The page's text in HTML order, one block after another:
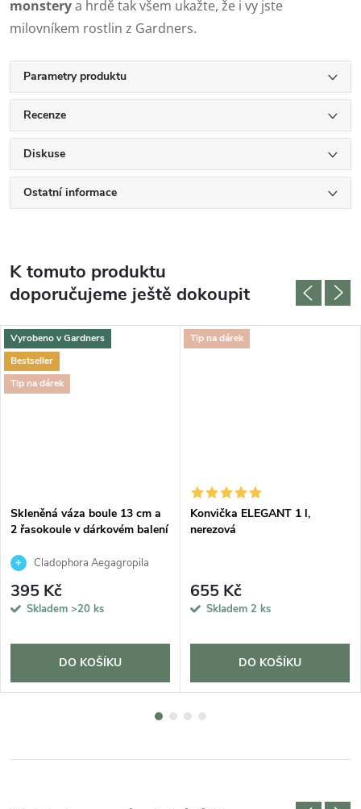
monsterya hrdě tak všem ukažte, že i vy jste
milovníkem rostlin z Gardners.
Parametry produktu
Recenze
Diskuse
Ostatní informace
K tomuto produktu
doporučujeme ještě dokoupit
Vyrobeno v Gardners
Bestseller
Tip na dárek
Skleněná váza boule 13 cm a
2 řasokoule v dárkovém balení
Cladophora Aegagropila
395 Kč
Skladem >20 ks
DO KOŠÍKU
Tip na dárek
Konvička ELEGANT 1 l,
nerezová
655 Kč
Skladem 2 ks
DO KOŠÍKU